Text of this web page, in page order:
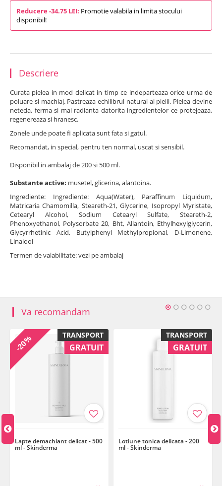
Reducere -34.75 LEI: Promotie valabila in limita stocului
disponibil!
Descriere
Curata pielea in mod delicat in timp ce indeparteaza orice urma de
poluare si machiaj. Pastreaza echilibrul natural al pielii. Pielea devine
neteda, ferma si mai radianta datorita ingredientelor ce protejeaza,
regenereaza si hranesc.
Zonele unde poate fi aplicata sunt fata si gatul.
Recomandat, in special, pentru ten normal, uscat si sensibil.
Disponibil in ambalaj de 200 si 500 ml.
Substante active: musetel, glicerina, alantoina.
Ingrediente: Ingrediente: Aqua(Water), Paraffinum Liquidum,
Matricaria Chamomilla, Steareth-21, Glycerine, Isopropyl Myristate,
Cetearyl Alcohol, Sodium Cetearyl Sulfate, Steareth-2,
Phenoxyethanol, Polysorbate 20, Bht, Allantoin, Ethylhexylglycerin,
Glycyrrhetinic Acid, Butylphenyl Methylpropional, D-Limonene,
Linalool
Termen de valabilitate: vezi pe ambalaj
Va recomandam
TRANSPORT
GRATUIT
-20%
Lapte demachiant delicat - 500
ml - Skinderma
TRANSPORT
GRATUIT
Lotiune tonica delicata - 200
ml - Skinderma